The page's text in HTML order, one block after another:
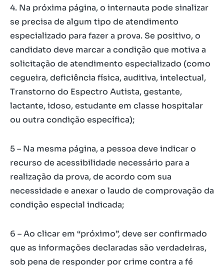
4. Na próxima página, o internauta pode sinalizar
se precisa de algum tipo de atendimento
especializado para fazer a prova. Se positivo, o
candidato deve marcar a condição que motiva a
solicitação de atendimento especializado (como
cegueira, deficiência física, auditiva, intelectual,
Transtorno do Espectro Autista, gestante,
lactante, idoso, estudante em classe hospitalar
ou outra condição específica);
5 – Na mesma página, a pessoa deve indicar o
recurso de acessibilidade necessário para a
realização da prova, de acordo com sua
necessidade e anexar o laudo de comprovação da
condição especial indicada;
6 – Ao clicar em “próximo”, deve ser confirmado
que as informações declaradas são verdadeiras,
sob pena de responder por crime contra a fé